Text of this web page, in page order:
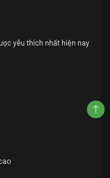
yêu thích nhất hiện nay